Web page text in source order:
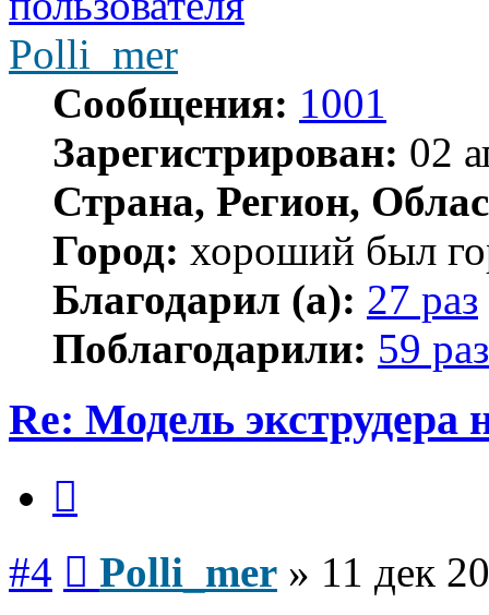
Polli_mer
Сообщения: 1001
Зарегистрирован: 02
Страна, Регион,
Город: хороший был
Благодарил (а): 27 раз
Поблагодарили: 59 раз
Re: Модель экструдера
#4 Polli_mer » 11 дек